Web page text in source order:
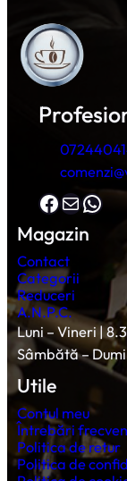
Facebook Mail WhatsApp
Magazin
Contact
Categorii
Reduceri
A.N.P.C.
Luni – Vineri |
Sâmbătă –
Utile
Contul meu
Întrebări
Politica de retur
Politica de